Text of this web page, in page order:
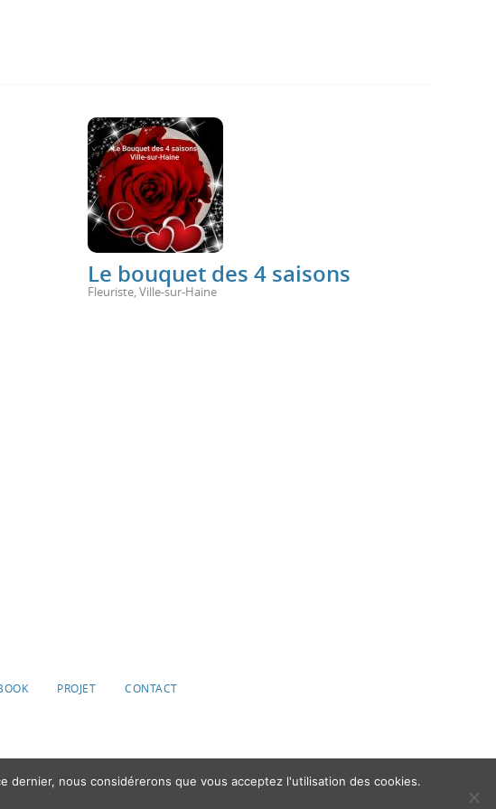
Le bouquet des 4 saisons
Fleuriste, Ville-sur-Haine
PROJET CONTACT
nous considérerons que vous acceptez l'utilisation des cookies.